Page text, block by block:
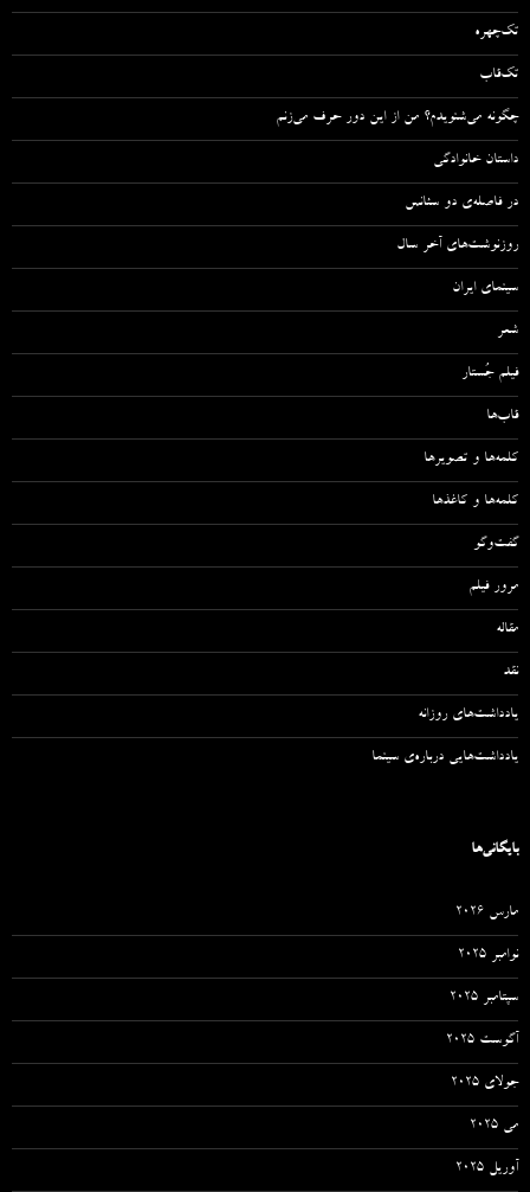
تک‌چهره
تک‌قاب
چگونه می‌شنویدم؟ من از این دور حرف می‌زنم
داستان خانوادگی
در فاصله‌ی دو سئانس
روزنوشت‌های آخر سال
سینمای ایران
شعر
فیلم جُستار
قاب‌ها
کلمه‌ها و تصویرها
کلمه‌ها و کاغذها
گفت‌وگو
مرور فیلم
مقاله‌
نقد
یادداشت‌های روزانه
یادداشت‌هایی درباره‌ی سینما
بایگانی‌ها
مارس 2026
نوامبر 2025
سپتامبر 2025
آگوست 2025
جولای 2025
می 2025
آوریل 2025